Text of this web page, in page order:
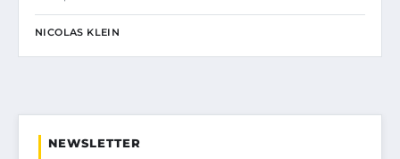
NICOLAS KLEIN
NEWSLETTER